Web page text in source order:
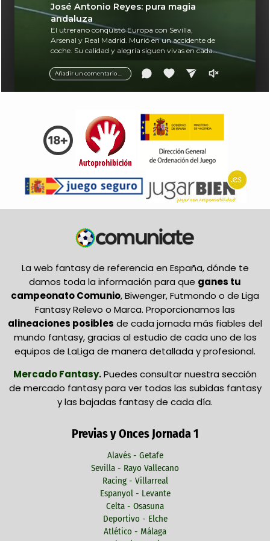
Añadir un comentario ...
José Antonio Reyes: pura magia
andaluza
El utrerano conquistó Europa con Sevilla,
Arsenal y Real Madrid. Murió en un accidente de
coche. Su calidad y alegría siguen vivas en cada
La web fantasy de referencia en España, dónde te
damos toda la información para que ganes tu
campeonato Comunio, Biwenger, Futmondo o de Liga
Fantasy Relevo o Marca. Proporcionamos las
alineaciones posibles de cada jornada más fiables del
mundo fantasy, gracias al estudio de cada uno de los
equipos de LaLiga de manera detallada y profesional.
Mercado Fantasy.Puedes consultar nuestra sección
de mercado fantasy para ver todas las subidas fantasy
y las bajadas fantasy de cada día.
Previas y Onces Jornada 1
Alavés - Getafe
Sevilla - Rayo Vallecano
Racing - Villarreal
Espanyol - Levante
Celta - Osasuna
Deportivo - Elche
Atlético - Málaga